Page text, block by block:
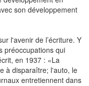
son développement
l'avenir de l’écriture. Y
préoccupations qui
en 1937 : «La
à disparaître; l'auto, le
entretiennent dans